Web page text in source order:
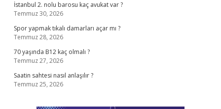
İstanbul 2. nolu barosu kaç avukat var ?
Temmuz 30, 2026
Spor yapmak tıkalı damarları açar mı ?
Temmuz 28, 2026
70 yaşında B12 kaç olmalı ?
Temmuz 27, 2026
Saatin sahtesi nasıl anlaşılır ?
Temmuz 25, 2026